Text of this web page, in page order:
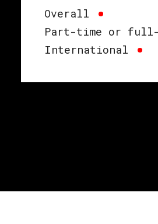
Overall
•
Part-time or
International
•